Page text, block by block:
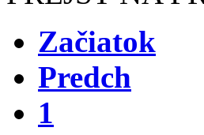
Začiatok
Predch
1